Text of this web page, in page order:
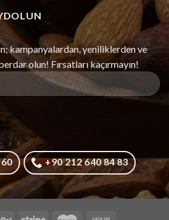
kampanyalardan, yeniliklerden ve
olun! Fırsatları kaçırmayın!
+90 212 640 84 83